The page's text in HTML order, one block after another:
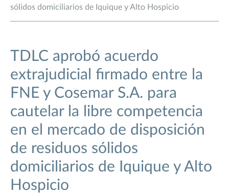
sólidos domiciliarios de Iquique y Alto Hospicio
TDLC aprobó acuerdo
extrajudicial firmado entre la
FNE y Cosemar S.A. para
cautelar la libre competencia
en el mercado de disposición
de residuos sólidos
domiciliarios de Iquique y Alto
Hospicio